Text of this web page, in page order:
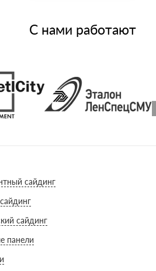
С нами работают
сайдинг
сайдинг
панели